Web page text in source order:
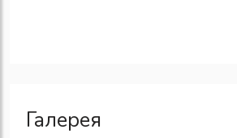
Галерея